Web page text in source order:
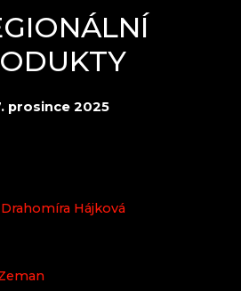
prosince 2025
Drahomíra Hájková